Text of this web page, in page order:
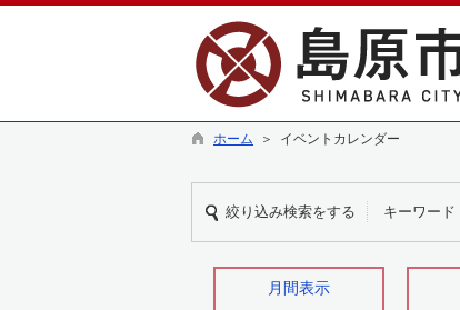
ホーム ＞ イベントカレンダー
絞り込み検索をする キーワード
月間表示